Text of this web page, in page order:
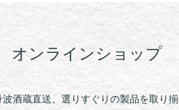
オンラインショップ
波酒蔵直送、選りすぐりの製品を取り揃